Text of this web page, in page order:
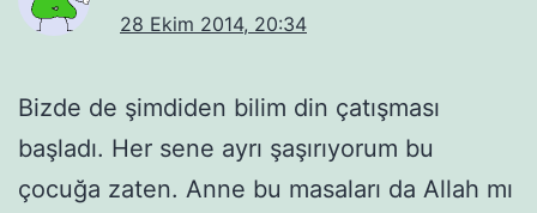
28 Ekim 2014, 20:34
Bizde de şimdiden bilim din çatışması
başladı. Her sene ayrı şaşırıyorum bu
çocuğa zaten. Anne bu masaları da Allah mı